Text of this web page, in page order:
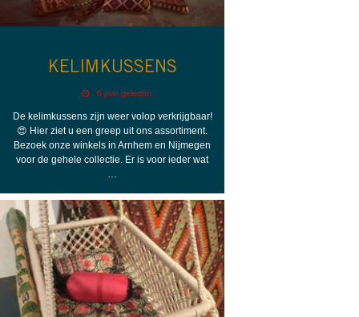
KELIMKUSSENS
6 jaar geleden
De kelimkussens zijn weer volop verkrijgbaar!
😍 Hier ziet u een greep uit ons assortiment.
Bezoek onze winkels in Arnhem en Nijmegen
voor de gehele collectie. Er is voor ieder wat
…